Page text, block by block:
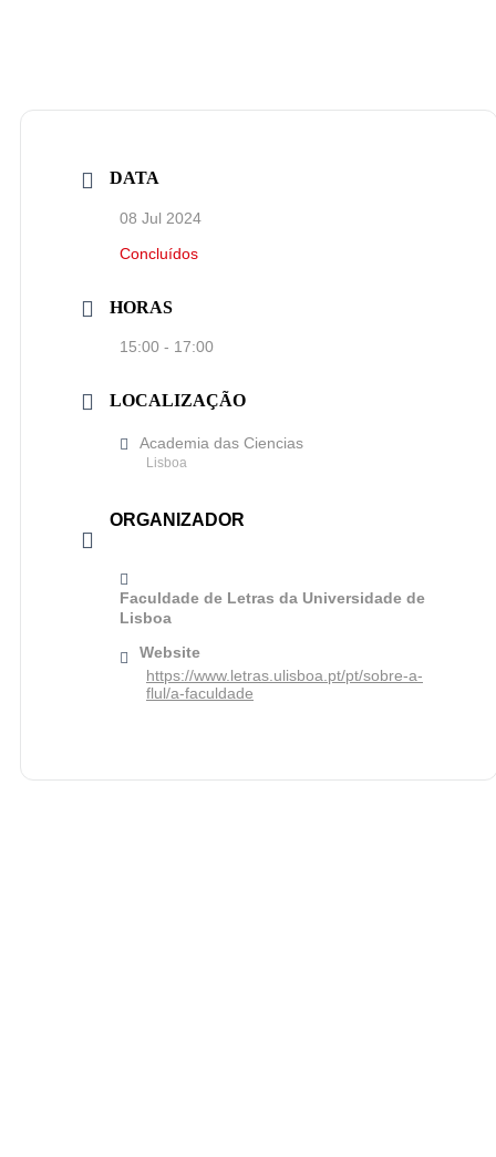
DATA
08 Jul 2024
Concluídos
HORAS
15:00 - 17:00
LOCALIZAÇÃO
Academia das Ciencias
Lisboa
ORGANIZADOR
Faculdade de Letras da Universidade de
Lisboa
Website
https://www.letras.ulisboa.pt/pt/sobre-a-
flul/a-faculdade